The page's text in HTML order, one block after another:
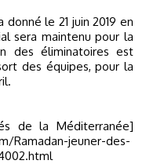
le 21 juin 2019 en
sera maintenu pour la
des éliminatoires est
des équipes, pour la
de la Méditerranée]
Ramadan-jeuner-des-